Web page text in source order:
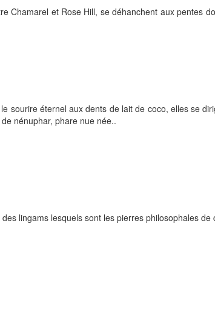
Chamarel et Rose Hill, se déhanchent aux pentes
sourire éternel aux dents de lait de coco, elles se
nénuphar, phare nue née..
lingams lesquels sont les pierres philosophales de